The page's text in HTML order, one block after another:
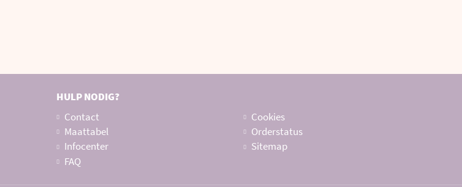
HULP NODIG?
Contact
Maattabel
Infocenter
FAQ
Cookies
Orderstatus
Sitemap